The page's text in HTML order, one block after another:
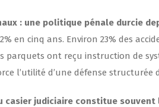
: une politique pénale durcie
en cinq ans. Environ 23% des
parquets ont reçu instruction de
l’utilité d’une défense structurée
casier judiciaire constitue